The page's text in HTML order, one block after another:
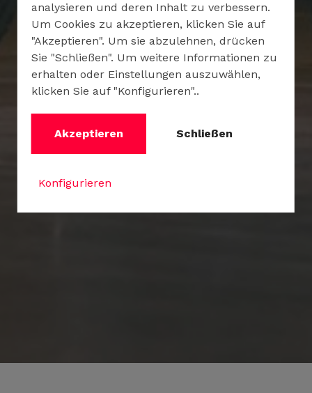
analysieren und deren Inhalt zu verbessern.
Um Cookies zu akzeptieren, klicken Sie auf
"Akzeptieren". Um sie abzulehnen, drücken
Sie "Schließen". Um weitere Informationen zu
erhalten oder Einstellungen auszuwählen,
klicken Sie auf "Konfigurieren"..
Akzeptieren Schließen
Konfigurieren